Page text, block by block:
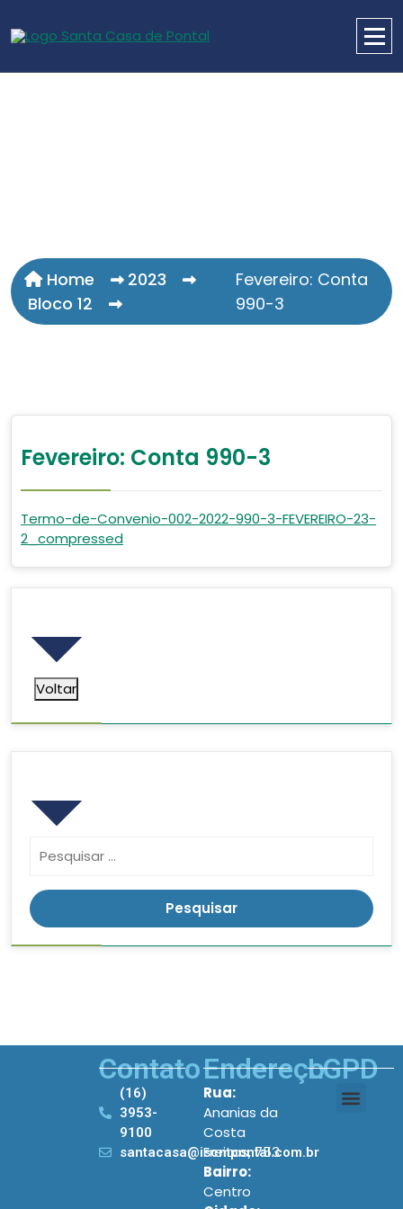
Home
2023
Bloco 12
Fevereiro: Conta
990-3
Fevereiro: Conta 990-3
Termo-de-Convenio-002-2022-990-3-FEVEREIRO-23-
2_compressed
Voltar
Contato
(16)
3953-
9100
santacasa@iscmpontal.com.br
Endereço
Rua:
Ananias da
Costa
Freitas, 753
Bairro:
Centro
LGPD